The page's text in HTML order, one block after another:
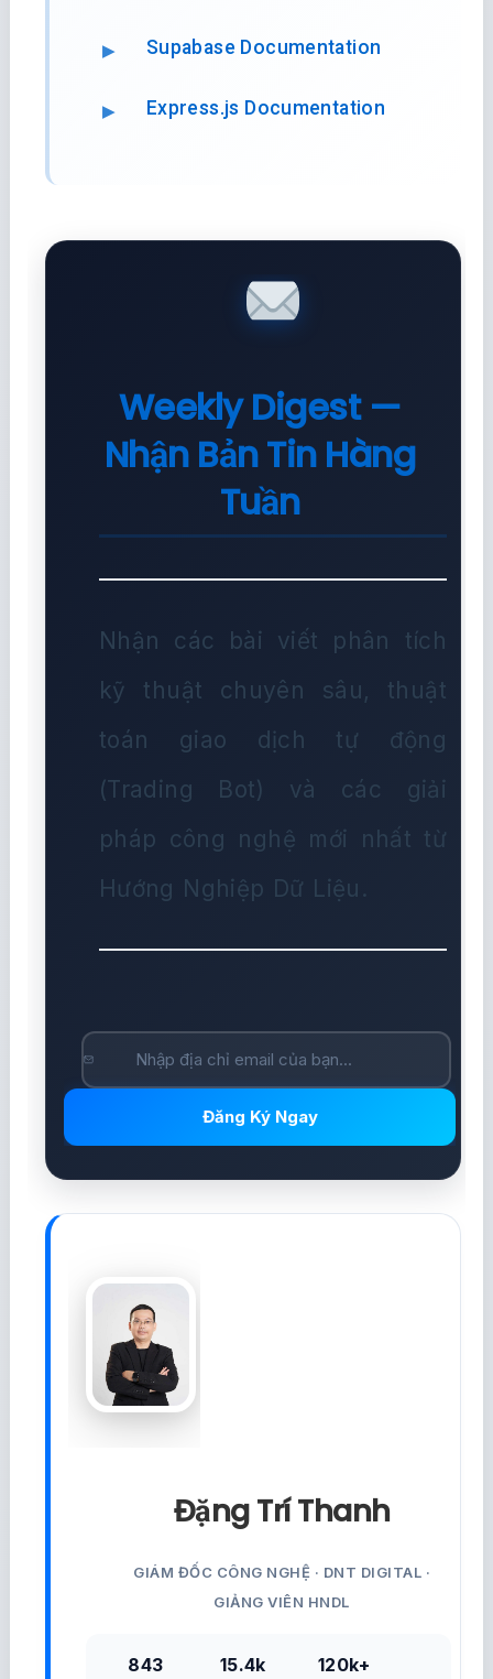
Supabase Documentation
Express.js Documentation
Weekly Digest —
Nhận Bản Tin Hàng
Tuần
Nhận các bài viết phân tích
kỹ thuật chuyên sâu, thuật
toán giao dịch tự động
(Trading Bot) và các giải
pháp công nghệ mới nhất từ
Hướng Nghiệp Dữ Liệu.
Đăng Ký Ngay
Đặng Trí Thanh
GIÁM ĐỐC CÔNG NGHỆ · DNT DIGITAL ·
GIẢNG VIÊN HNDL
843 15.4k 120k+